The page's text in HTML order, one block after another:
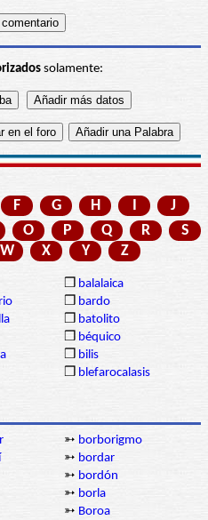
solamente:
F G H I
J
O P Q R
S
W X Y Z
❒ balalaica
❒ bardo
❒ batolito
❒ béquico
❒ bilis
❒ blefarocalasis
➳ borborigmo
➳ bordar
➳ bordón
➳ borla
➳ Boroa